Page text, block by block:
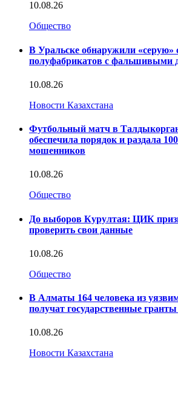
10.08.26
Общество
В Уральске обнаружили «серую»
полуфабрикатов с фальшивыми
10.08.26
Новости Казахстана
Футбольный матч в
обеспечила порядок и раздала
мошенников
10.08.26
Общество
До выборов Курултая: ЦИК
проверить свои данные
10.08.26
Общество
В Алматы 164 человека из
получат государственные гранты
10.08.26
Новости Казахстана